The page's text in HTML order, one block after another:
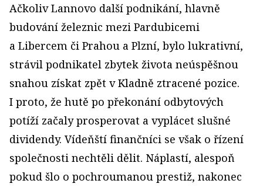
Ačkoliv Lannovo další podnikání, hlavně
budování železnic mezi Pardubicemi
a Libercem či Prahou a Plzní, bylo lukrativní,
strávil podnikatel zbytek života neúspěšnou
snahou získat zpět v Kladně ztracené pozice.
I proto, že hutě po překonání odbytových
potíží začaly prosperovat a vyplácet slušné
dividendy. Vídeňští finančníci se však o řízení
společnosti nechtěli dělit. Náplastí, alespoň
pokud šlo o pochroumanou prestiž, nakonec